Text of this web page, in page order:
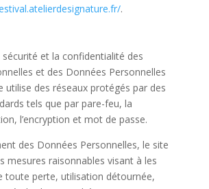
.
sécurité et la confidentialité des
et des Données Personnelles
utilise des réseaux protégés par des
tels que par pare-feu, la
l’encryption et mot de passe.
des Données Personnelles, le site
mesures raisonnables visant à les
toute perte, utilisation détournée,